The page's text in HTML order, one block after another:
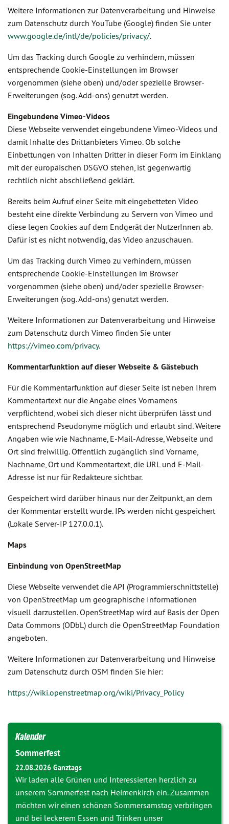
Weitere Informationen zur Datenverarbeitung und Hinweise
zum Datenschutz durch YouTube (Google) finden Sie unter
www.google.de/intl/de/policies/privacy/.
Um das Tracking durch Google zu verhindern, müssen
entsprechende Cookie-Einstellungen im Browser
vorgenommen (siehe oben) und/oder spezielle Browser-
Erweiterungen (sog. Add-ons) genutzt werden.
Eingebundene Vimeo-Videos
Diese Webseite verwendet eingebundene Vimeo-Videos und
damit Inhalte des Drittanbieters Vimeo. Ob solche
Einbettungen von Inhalten Dritter in dieser Form im Einklang
mit der europäischen DSGVO stehen, ist gegenwärtig
rechtlich nicht abschließend geklärt.
Bereits beim Aufruf einer Seite mit eingebetteten Video
besteht eine direkte Verbindung zu Servern von Vimeo und
diese legen Cookies auf dem Endgerät der NutzerInnen ab.
Dafür ist es nicht notwendig, das Video anzuschauen.
Um das Tracking durch Vimeo zu verhindern, müssen
entsprechende Cookie-Einstellungen im Browser
vorgenommen (siehe oben) und/oder spezielle Browser-
Erweiterungen (sog. Add-ons) genutzt werden.
Weitere Informationen zur Datenverarbeitung und Hinweise
zum Datenschutz durch Vimeo finden Sie unter
https://vimeo.com/privacy.
Kommentarfunktion auf dieser Webseite & Gästebuch
Für die Kommentarfunktion auf dieser Seite ist neben Ihrem
Kommentartext nur die Angabe eines Vornamens
verpflichtend, wobei sich dieser nicht überprüfen lässt und
entsprechend Pseudonyme möglich und erlaubt sind. Weitere
Angaben wie wie Nachname, E-Mail-Adresse, Webseite und
Ort sind freiwillig. Öffentlich zugänglich sind Vorname,
Nachname, Ort und Kommentartext, die URL und E-Mail-
Adresse ist nur für Redakteure sichtbar.
Gespeichert wird darüber hinaus nur der Zeitpunkt, an dem
der Kommentar erstellt wurde. IPs werden nicht gespeichert
(Lokale Server-IP 127.0.0.1).
Maps
Einbindung von OpenStreetMap
Diese Webseite verwendet die API (Programmierschnittstelle)
von OpenStreetMap um geographische Informationen
visuell darzustellen. OpenStreetMap wird auf Basis der Open
Data Commons (ODbL) durch die OpenStreetMap Foundation
angeboten.
Weitere Informationen zur Datenverarbeitung und Hinweise
zum Datenschutz durch OSM finden Sie hier:
https://wiki.openstreetmap.org/wiki/Privacy_Policy
Kalender
Sommerfest
22.08.2026 Ganztags
Wir laden alle Grünen und Interessierten herzlich zu
unserem Sommerfest nach Heimenkirch ein. Zusammen
möchten wir einen schönen Sommersamstag verbringen
und bei leckerem Essen und Trinken unser